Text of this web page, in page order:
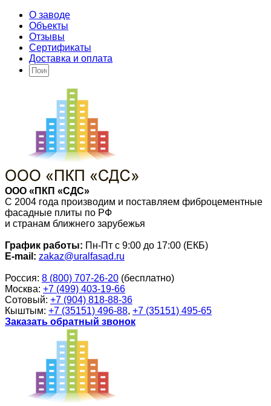
О заводе
Объекты
Отзывы
Сертификаты
Доставка и оплата
ООО «ПКП «СДС»
С 2004 года производим и поставляем фиброцементные
фасадные плиты по РФ
и странам ближнего зарубежья
График работы: Пн-Пт с 9:00 до 17:00 (ЕКБ)
E-mail: zakaz@uralfasad.ru
Россия: 8 (800) 707-26-20 (бесплатно)
Москва: +7 (499) 403-19-66
Сотовый: +7 (904) 818-88-36
Кыштым: +7 (35151) 496-88, +7 (35151) 495-65
Заказать обратный звонок